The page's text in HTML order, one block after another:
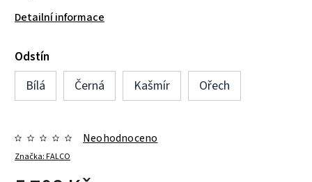
Detailní informace
Odstín
Bílá
Černá Kašmír Ořech
Značka:FALCO
Neohodnoceno